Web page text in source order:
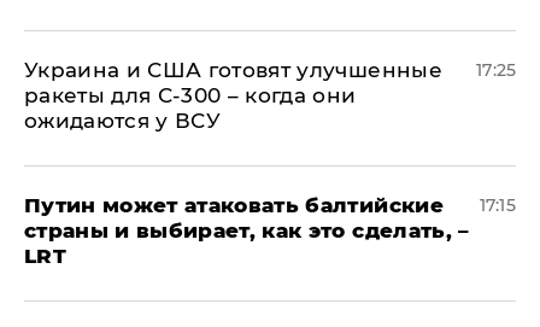
Украина и США готовят улучшенные
ракеты для С-300 – когда они
ожидаются у ВСУ
17:25
Путин может атаковать балтийские
страны и выбирает, как это сделать, –
LRT
17:15